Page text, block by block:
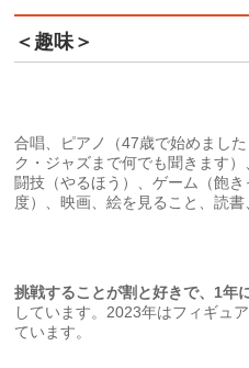
＜趣味＞
合唱、ピアノ（47歳で始めまし
ク・ジャズまで何でも聞きます
闘技（やるほう）、ゲーム（飽
度）、映画、絵を見ること、読
挑戦することが割と好きで、1年
しています。2023年はフィギュ
ています。